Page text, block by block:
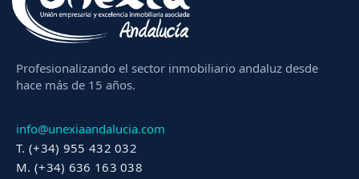
Profesionalizando el sector inmobiliario andaluz desde
hace más de 15 años.
info@unexiaandalucia.com
T. (+34) 955 432 032
M. (+34) 636 163 038